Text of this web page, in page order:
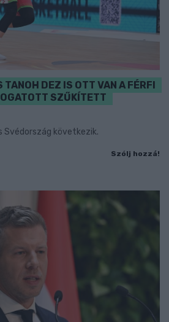
TANOH DEZ IS OTT VAN A FÉRFI
SZŰKÍTETT
Svédország következik.
Szólj hozzá!